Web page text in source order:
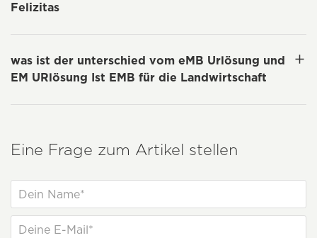
Felizitas
was ist der unterschied vom eMB Urlösung und
EM URlösung Ist EMB für die Landwirtschaft
Eine Frage zum Artikel stellen